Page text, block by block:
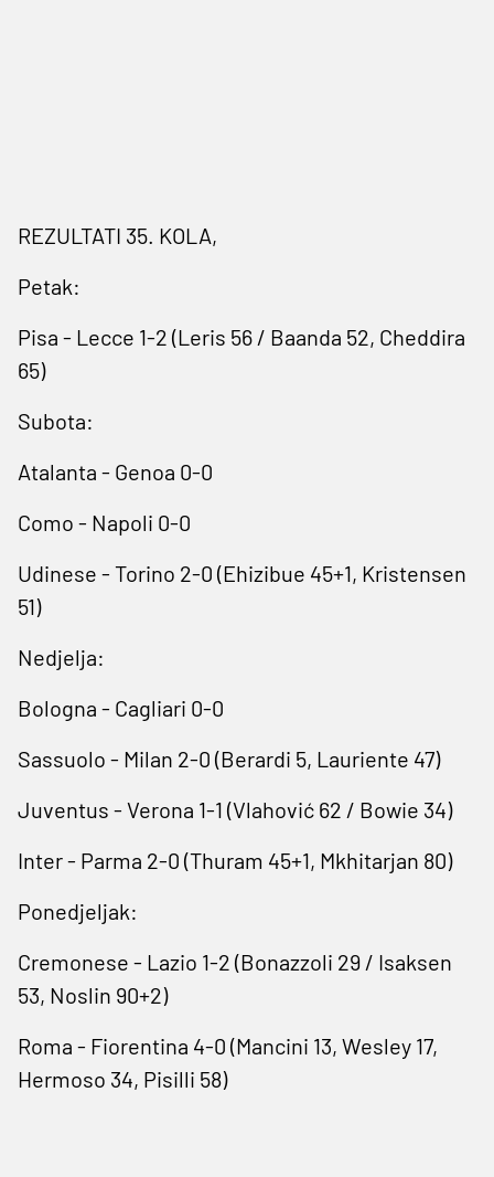
REZULTATI 35. KOLA,
Petak:
Pisa - Lecce 1-2 (Leris 56 / Baanda 52, Cheddira
65)
Subota:
Atalanta - Genoa 0-0
Como - Napoli 0-0
Udinese - Torino 2-0 (Ehizibue 45+1, Kristensen
51)
Nedjelja:
Bologna - Cagliari 0-0
Sassuolo - Milan 2-0 (Berardi 5, Lauriente 47)
Juventus - Verona 1-1 (Vlahović 62 / Bowie 34)
Inter - Parma 2-0 (Thuram 45+1, Mkhitarjan 80)
Ponedjeljak:
Cremonese - Lazio 1-2 (Bonazzoli 29 / Isaksen
53, Noslin 90+2)
Roma - Fiorentina 4-0 (Mancini 13, Wesley 17,
Hermoso 34, Pisilli 58)